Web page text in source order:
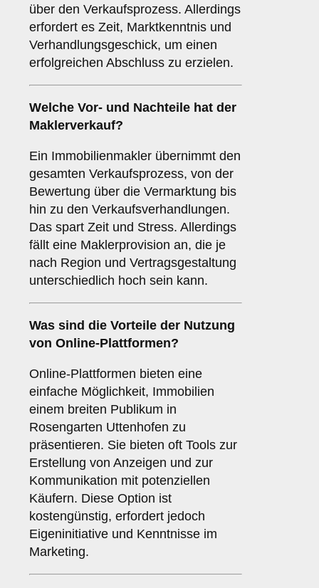
über den Verkaufsprozess. Allerdings
erfordert es Zeit, Marktkenntnis und
Verhandlungsgeschick, um einen
erfolgreichen Abschluss zu erzielen.
Welche Vor- und Nachteile hat der
Maklerverkauf?
Ein Immobilienmakler übernimmt den
gesamten Verkaufsprozess, von der
Bewertung über die Vermarktung bis
hin zu den Verkaufsverhandlungen.
Das spart Zeit und Stress. Allerdings
fällt eine Maklerprovision an, die je
nach Region und Vertragsgestaltung
unterschiedlich hoch sein kann.
Was sind die Vorteile der Nutzung
von Online-Plattformen?
Online-Plattformen bieten eine
einfache Möglichkeit, Immobilien
einem breiten Publikum in
Rosengarten Uttenhofen zu
präsentieren. Sie bieten oft Tools zur
Erstellung von Anzeigen und zur
Kommunikation mit potenziellen
Käufern. Diese Option ist
kostengünstig, erfordert jedoch
Eigeninitiative und Kenntnisse im
Marketing.